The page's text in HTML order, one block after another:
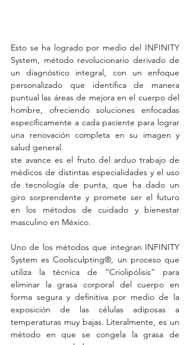
Esto se ha logrado por medio del INFINITY
System, método revolucionario derivado de
un diagnóstico integral, con un enfoque
personalizado que identifica de manera
puntual las áreas de mejora en el cuerpo del
hombre, ofreciendo soluciones enfocadas
específicamente a cada paciente para lograr
una renovación completa en su imagen y
salud general.
ste avance es el fruto del arduo trabajo de
médicos de distintas especialidades y el uso
de tecnología de punta, que ha dado un
giro sorprendente y promete ser el futuro
en los métodos de cuidado y bienestar
masculino en México.
Uno de los métodos que integran INFINITY
System es Coolsculpting®, un proceso que
utiliza la técnica de “Criolipólisis” para
eliminar la grasa corporal del cuerpo en
forma segura y definitiva por medio de la
exposición de las células adiposas a
temperaturas muy bajas. Literalmente, es un
método en que se congela la grasa de